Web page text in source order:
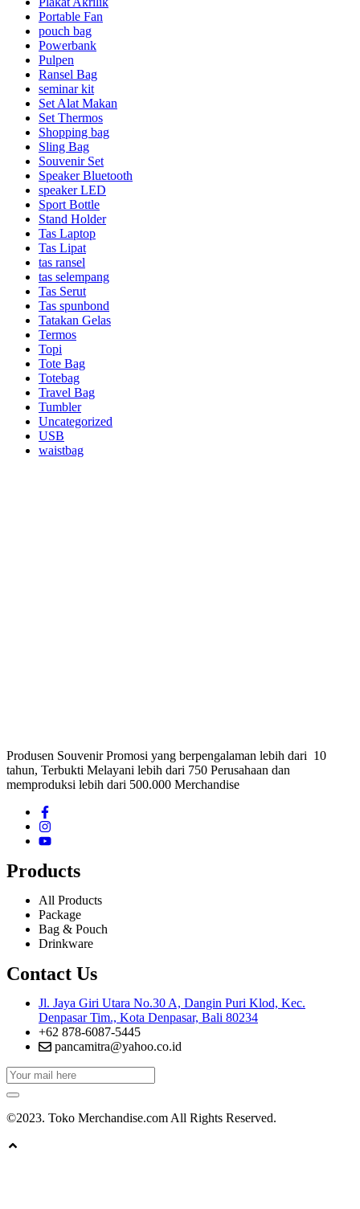
Portable Fan
pouch bag
Powerbank
Pulpen
Ransel Bag
seminar kit
Set Alat Makan
Set Thermos
Shopping bag
Sling Bag
Souvenir Set
Speaker Bluetooth
speaker LED
Sport Bottle
Stand Holder
Tas Laptop
Tas Lipat
tas ransel
tas selempang
Tas Serut
Tas spunbond
Tatakan Gelas
Termos
Topi
Tote Bag
Totebag
Travel Bag
Tumbler
Uncategorized
USB
waistbag
Produsen Souvenir Promosi yang berpengalaman lebih dari 10
tahun, Terbukti Melayani lebih dari 750 Perusahaan dan
memproduksi lebih dari 500.000 Merchandise
Products
All Products
Package
Bag & Pouch
Drinkware
Contact Us
Jl. Jaya Giri Utara No.30 A, Dangin Puri Klod, Kec.
Denpasar Tim., Kota Denpasar, Bali 80234
+62 878-6087-5445
pancamitra@yahoo.co.id
©2023. Toko Merchandise.com All Rights Reserved.